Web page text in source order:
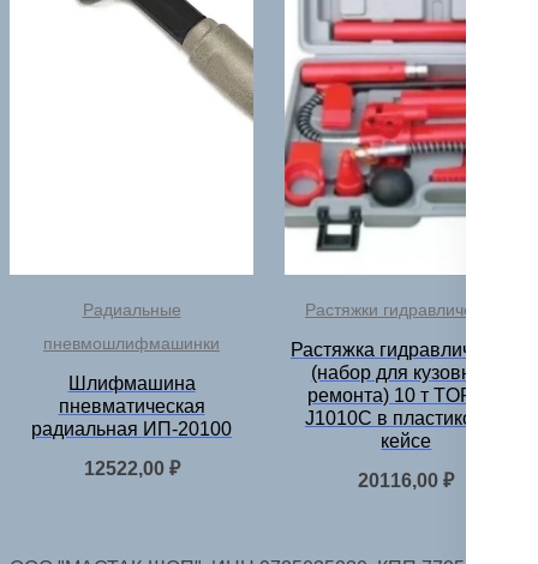
Радиальные
пневмошлифмашинки
Шлифмашина
пневматическая
радиальная ИП-20100
12522,00 ₽
Растяжки гидравлические
Растяжка гидравлическая
(набор для кузовного
ремонта) 10 т TOR LT-
J1010C в пластиковом
кейсе
20116,00₽